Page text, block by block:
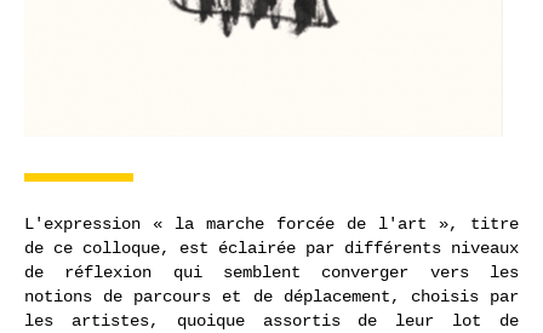
L'expression « la marche forcée de l'art », titre
de ce colloque, est éclairée par différents niveaux
de réflexion qui semblent converger vers les
notions de parcours et de déplacement, choisis par
les artistes, quoique assortis de leur lot de